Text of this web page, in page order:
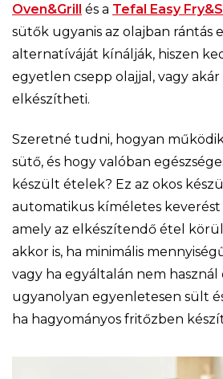
Oven&Grill és a Tefal Easy
sütők ugyanis az olajban rántás
alternatíváját kínálják, hiszen
egyetlen csepp olajjal, vagy
elkészítheti.
Szeretné tudni, hogyan
sütő, és hogy valóban
készült ételek? Ez az okos
automatikus kíméletes keverést
amely az elkészítendő étel
akkor is, ha minimális
vagy ha egyáltalán nem használ
ugyanolyan egyenletesen sült
ha hagyományos fritőzben